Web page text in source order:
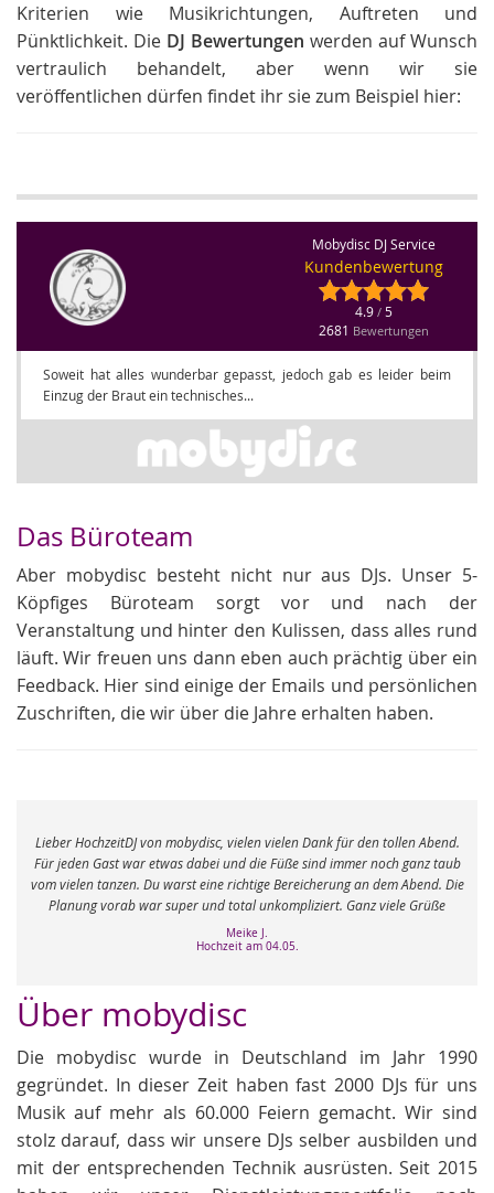
Kriterien wie Musikrichtungen, Auftreten und
Pünktlichkeit. Die DJ Bewertungen werden auf Wunsch
vertraulich behandelt, aber wenn wir sie
veröffentlichen dürfen findet ihr sie zum Beispiel hier:
Mobydisc DJ Service
Kundenbewertung
4.9 / 5
2681 Bewertungen
Soweit hat alles wunderbar gepasst, jedoch gab es leider beim
Einzug der Braut ein technisches...
Das Büroteam
Aber mobydisc besteht nicht nur aus DJs. Unser 5-
Köpfiges Büroteam sorgt vor und nach der
Veranstaltung und hinter den Kulissen, dass alles rund
läuft. Wir freuen uns dann eben auch prächtig über ein
Feedback. Hier sind einige der Emails und persönlichen
Zuschriften, die wir über die Jahre erhalten haben.
Lieber HochzeitDJ von mobydisc, vielen vielen Dank für den tollen Abend.
Für jeden Gast war etwas dabei und die Füße sind immer noch ganz taub
vom vielen tanzen. Du warst eine richtige Bereicherung an dem Abend. Die
Planung vorab war super und total unkompliziert. Ganz viele Grüße
Meike J.
Hochzeit am 04.05.
Über mobydisc
Die mobydisc wurde in Deutschland im Jahr 1990
gegründet. In dieser Zeit haben fast 2000 DJs für uns
Musik auf mehr als 60.000 Feiern gemacht. Wir sind
stolz darauf, dass wir unsere DJs selber ausbilden und
mit der entsprechenden Technik ausrüsten. Seit 2015